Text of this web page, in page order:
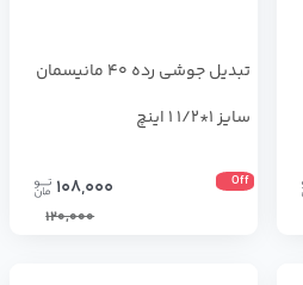
تبدیل جوشی رده 40 مانیسمان
سایز 1*1/2 1 اینچ
Off
108,000
120,000